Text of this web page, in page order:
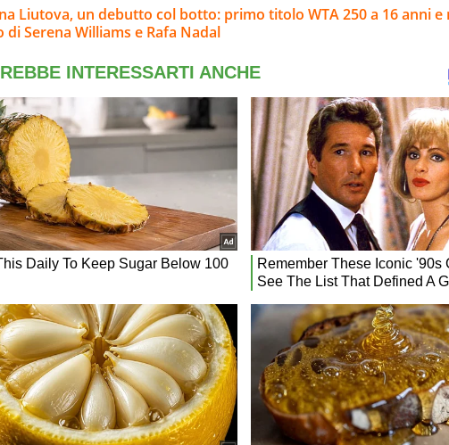
Liutova, un debutto col botto: primo titolo WTA 250 a 16 anni e
di Serena Williams e Rafa Nadal